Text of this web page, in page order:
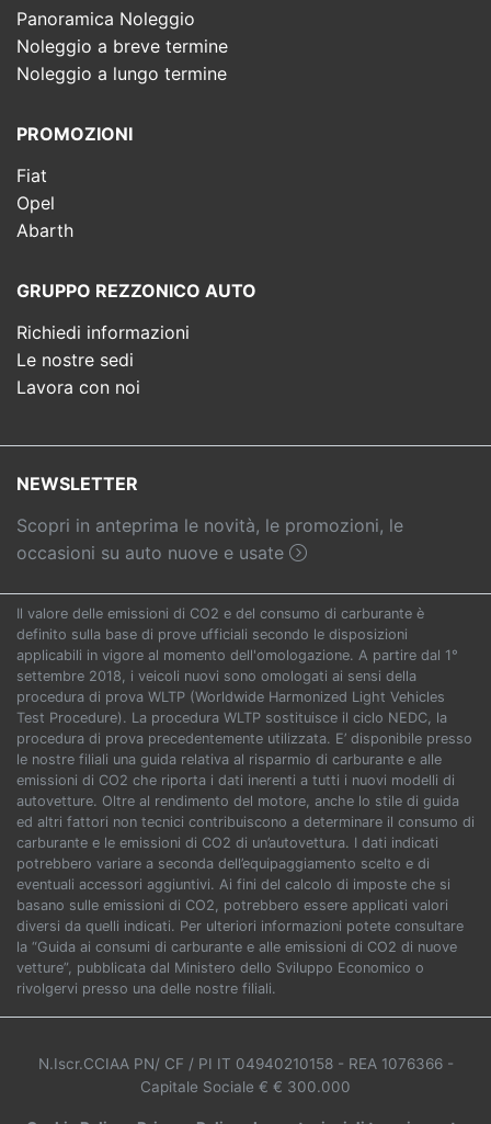
Panoramica Noleggio
Noleggio a breve termine
Noleggio a lungo termine
PROMOZIONI
Fiat
Opel
Abarth
GRUPPO REZZONICO AUTO
Richiedi informazioni
Le nostre sedi
Lavora con noi
NEWSLETTER
Scopri in anteprima le novità, le promozioni, le
occasioni su auto nuove e usate
Il valore delle emissioni di CO2 e del consumo di carburante è
definito sulla base di prove ufficiali secondo le disposizioni
applicabili in vigore al momento dell'omologazione. A partire dal 1°
settembre 2018, i veicoli nuovi sono omologati ai sensi della
procedura di prova WLTP (Worldwide Harmonized Light Vehicles
Test Procedure). La procedura WLTP sostituisce il ciclo NEDC, la
procedura di prova precedentemente utilizzata. E’ disponibile presso
le nostre filiali una guida relativa al risparmio di carburante e alle
emissioni di CO2 che riporta i dati inerenti a tutti i nuovi modelli di
autovetture. Oltre al rendimento del motore, anche lo stile di guida
ed altri fattori non tecnici contribuiscono a determinare il consumo di
carburante e le emissioni di CO2 di un’autovettura. I dati indicati
potrebbero variare a seconda dell’equipaggiamento scelto e di
eventuali accessori aggiuntivi. Ai fini del calcolo di imposte che si
basano sulle emissioni di CO2, potrebbero essere applicati valori
diversi da quelli indicati. Per ulteriori informazioni potete consultare
la “Guida ai consumi di carburante e alle emissioni di CO2 di nuove
vetture”, pubblicata dal Ministero dello Sviluppo Economico o
rivolgervi presso una delle nostre filiali.
N.Iscr.CCIAA PN/ CF / PI IT 04940210158 - REA 1076366 -
Capitale Sociale € € 300.000